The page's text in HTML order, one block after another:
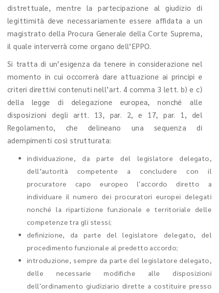
distrettuale, mentre la partecipazione al giudizio di
legittimità deve necessariamente essere affidata a un
magistrato della Procura Generale della Corte Suprema,
il quale interverrà come organo dell’EPPO.
Si tratta di un’esigenza da tenere in considerazione nel
momento in cui occorrerà dare attuazione ai principi e
criteri direttivi contenuti nell’art. 4 comma 3 lett. b) e c)
della legge di delegazione europea, nonché alle
disposizioni degli artt. 13, par. 2, e 17, par. 1, del
Regolamento, che delineano una sequenza di
adempimenti così strutturata:
individuazione, da parte del legislatore delegato,
dell’autorità competente a concludere con il
procuratore capo europeo l'accordo diretto a
individuare il numero dei procuratori europei delegati
nonché la ripartizione funzionale e territoriale delle
competenze tra gli stessi;
definizione, da parte del legislatore delegato, del
procedimento funzionale al predetto accordo;
introduzione, sempre da parte del legislatore delegato,
delle necessarie modifiche alle disposizioni
dell'ordinamento giudiziario dirette a costituire presso